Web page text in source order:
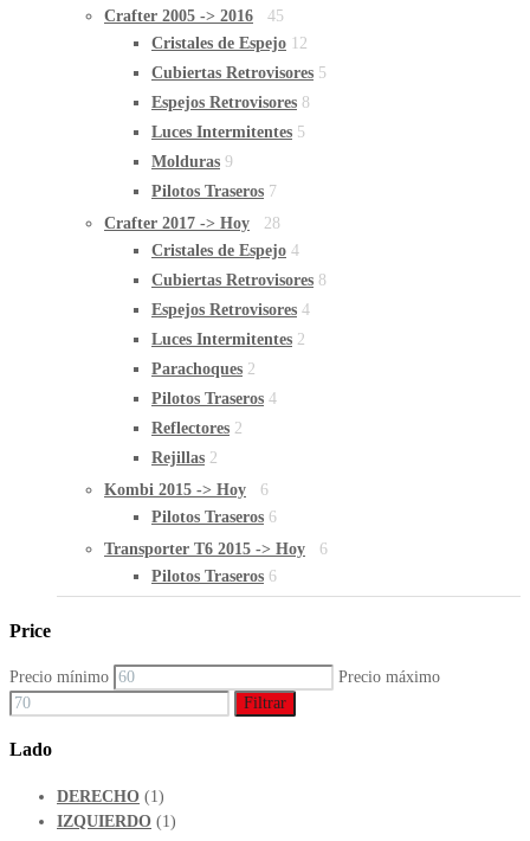
Crafter 2005 -> 2016
45
Cristales de Espejo 12
Cubiertas Retrovisores 5
Espejos Retrovisores 8
Luces Intermitentes 5
Molduras 9
Pilotos Traseros 7
Crafter 2017 -> Hoy
28
Cristales de Espejo 4
Cubiertas Retrovisores 8
Espejos Retrovisores 4
Luces Intermitentes 2
Parachoques 2
Pilotos Traseros 4
Reflectores 2
Rejillas 2
Kombi 2015 -> Hoy
6
Pilotos Traseros 6
Transporter T6 2015 -> Hoy
6
Pilotos Traseros 6
Price
Precio mínimo
Precio máximo
Filtrar
Lado
DERECHO (1)
IZQUIERDO (1)